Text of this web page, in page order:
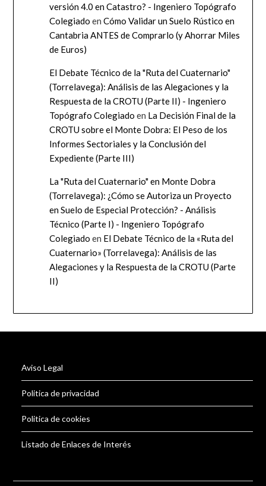
versión 4.0 en Catastro? - Ingeniero Topógrafo
Colegiado enCómo Validar un Suelo Rústico en
Cantabria ANTES de Comprarlo (y Ahorrar Miles
de Euros)
El Debate Técnico de la "Ruta del Cuaternario"
(Torrelavega): Análisis de las Alegaciones y la
Respuesta de la CROTU (Parte II) - Ingeniero
Topógrafo Colegiado en La Decisión Final de la
CROTU sobre el Monte Dobra: El Peso de los
Informes Sectoriales y la Conclusión del
Expediente (Parte III)
La "Ruta del Cuaternario" en Monte Dobra
(Torrelavega): ¿Cómo se Autoriza un Proyecto
en Suelo de Especial Protección? - Análisis
Técnico (Parte I) - Ingeniero Topógrafo
Colegiado en El Debate Técnico de la «Ruta del
Cuaternario» (Torrelavega): Análisis de las
Alegaciones y la Respuesta de la CROTU (Parte
II)
Aviso Legal
Politica de privacidad
Politica de cookies
Listado de Enlaces de Interés